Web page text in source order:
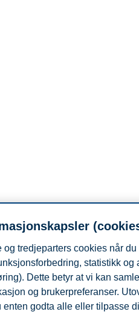
og tredjeparters cookies når
statistikk
Dette betyr at vi kan
og brukerpreferanser.
enten godta alle eller tilpasse